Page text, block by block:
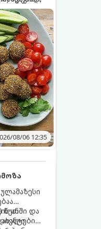
ბურთულა
08/06 12:35
ან
ახალი
წუთში და